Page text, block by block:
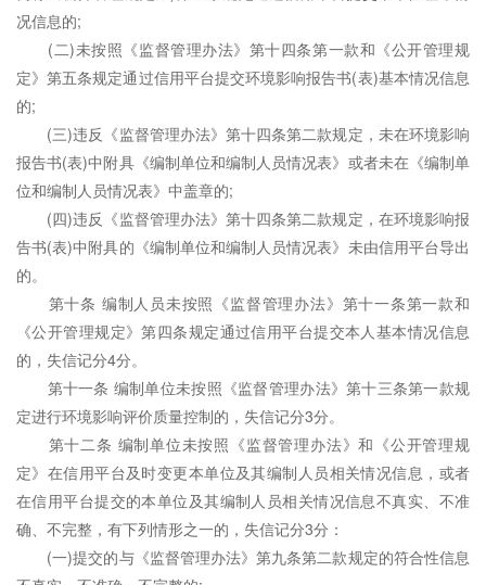
况信息的;
(二)未按照《监督管理办法》第十四条第一款和《公开管理规
定》第五条规定通过信用平台提交环境影响报告书(表)基本情况信息
的;
(三)违反《监督管理办法》第十四条第二款规定，未在环境影响
报告书(表)中附具《编制单位和编制人员情况表》或者未在《编制单
位和编制人员情况表》中盖章的;
(四)违反《监督管理办法》第十四条第二款规定，在环境影响报
告书(表)中附具的《编制单位和编制人员情况表》未由信用平台导出
的。
第十条 编制人员未按照《监督管理办法》第十一条第一款和
《公开管理规定》第四条规定通过信用平台提交本人基本情况信息
的，失信记分4分。
第十一条 编制单位未按照《监督管理办法》第十三条第一款规
定进行环境影响评价质量控制的，失信记分3分。
第十二条 编制单位未按照《监督管理办法》和《公开管理规
定》在信用平台及时变更本单位及其编制人员相关情况信息，或者
在信用平台提交的本单位及其编制人员相关情况信息不真实、不准
确、不完整，有下列情形之一的，失信记分3分：
(一)提交的与《监督管理办法》第九条第二款规定的符合性信息